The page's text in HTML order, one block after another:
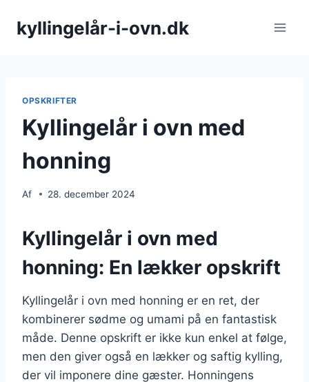
kyllingelår-i-ovn.dk
OPSKRIFTER
Kyllingelår i ovn med
honning
Af 28. december 2024
Kyllingelår i ovn med
honning: En lækker opskrift
Kyllingelår i ovn med honning er en ret, der
kombinerer sødme og umami på en fantastisk
måde. Denne opskrift er ikke kun enkel at følge,
men den giver også en lækker og saftig kylling,
der vil imponere dine gæster. Honningens